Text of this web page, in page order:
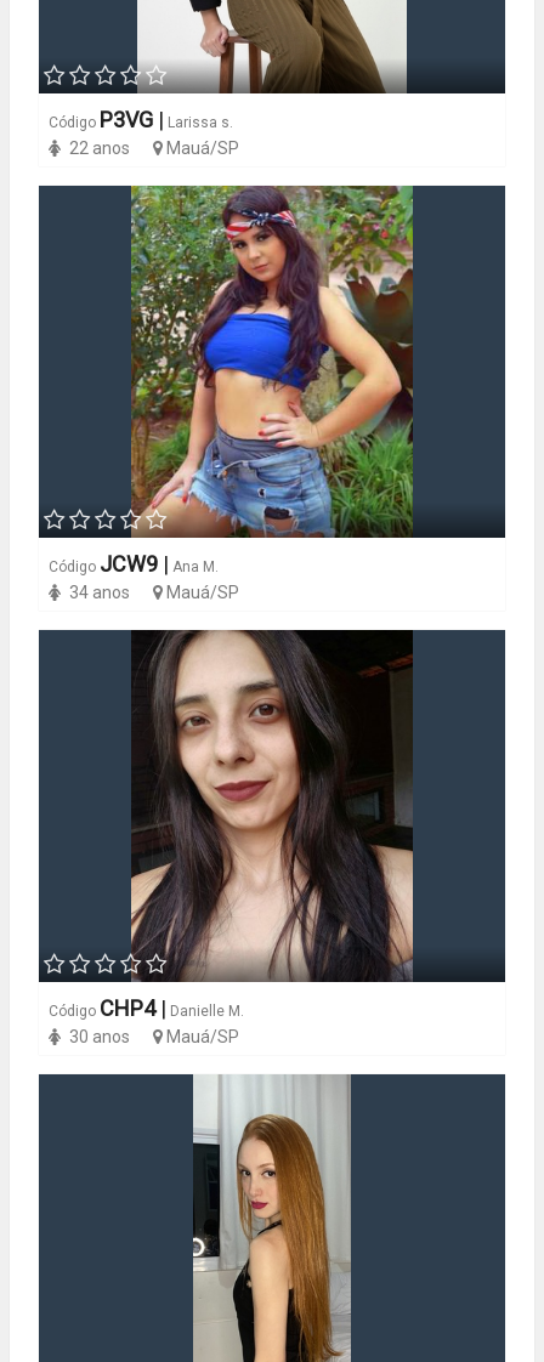
Código P3VG | Larissa s.
22 anos Mauá/SP
Código JCW9 | Ana M.
34 anos Mauá/SP
Código CHP4| Danielle M.
30 anos Mauá/SP